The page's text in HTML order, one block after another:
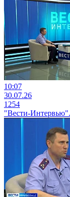
10:07
30.07.26
1254
"Вести-